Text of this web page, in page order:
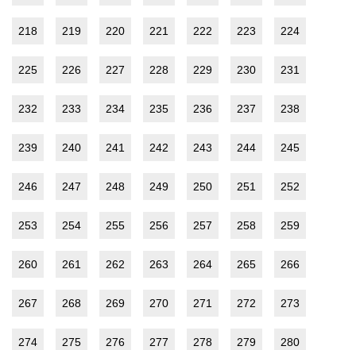
218 219 220 221 222 223 224
225 226 227 228 229 230 231
232 233 234 235 236 237 238
239 240 241 242 243 244 245
246 247 248 249 250 251 252
253 254 255 256 257 258 259
260 261 262 263 264 265 266
267 268 269 270 271 272 273
274 275 276 277 278 279 280